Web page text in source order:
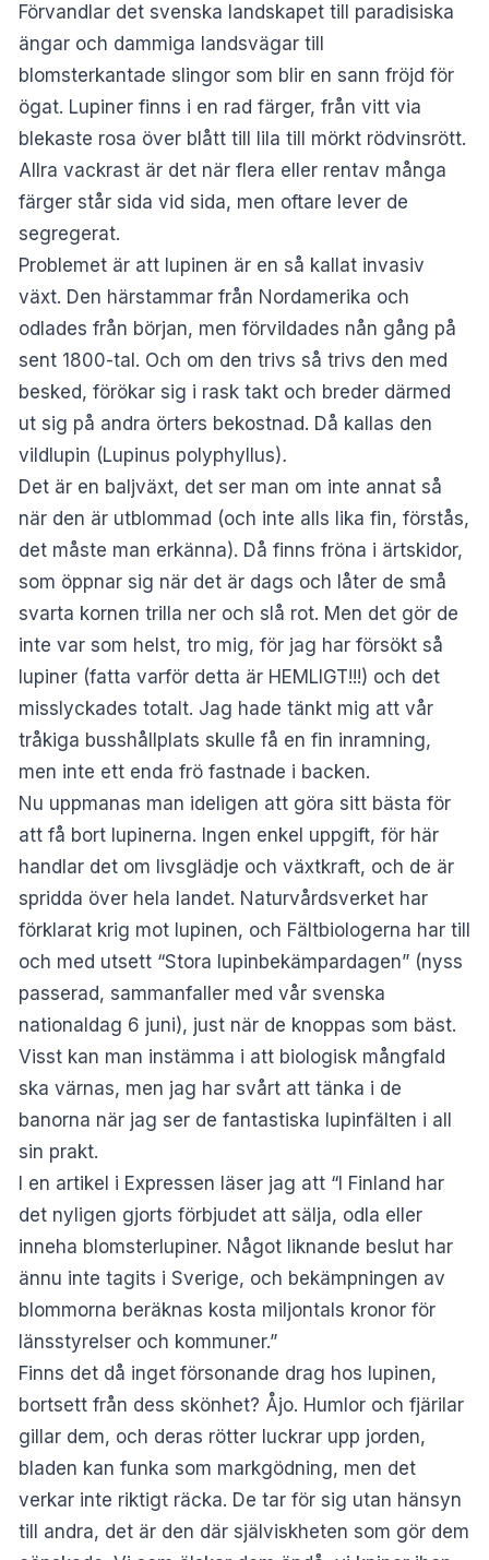
Förvandlar det svenska landskapet till paradisiska
ängar och dammiga landsvägar till
blomsterkantade slingor som blir en sann fröjd för
ögat. Lupiner finns i en rad färger, från vitt via
blekaste rosa över blått till lila till mörkt rödvinsrött.
Allra vackrast är det när flera eller rentav många
färger står sida vid sida, men oftare lever de
segregerat.
Problemet är att lupinen är en så kallat invasiv
växt. Den härstammar från Nordamerika och
odlades från början, men förvildades nån gång på
sent 1800-tal. Och om den trivs så trivs den med
besked, förökar sig i rask takt och breder därmed
ut sig på andra örters bekostnad. Då kallas den
vildlupin (Lupinus polyphyllus).
Det är en baljväxt, det ser man om inte annat så
när den är utblommad (och inte alls lika fin, förstås,
det måste man erkänna). Då finns fröna i ärtskidor,
som öppnar sig när det är dags och låter de små
svarta kornen trilla ner och slå rot. Men det gör de
inte var som helst, tro mig, för jag har försökt så
lupiner (fatta varför detta är HEMLIGT!!!) och det
misslyckades totalt. Jag hade tänkt mig att vår
tråkiga busshållplats skulle få en fin inramning,
men inte ett enda frö fastnade i backen.
Nu uppmanas man ideligen att göra sitt bästa för
att få bort lupinerna. Ingen enkel uppgift, för här
handlar det om livsglädje och växtkraft, och de är
spridda över hela landet. Naturvårdsverket har
förklarat krig mot lupinen, och Fältbiologerna har till
och med utsett “Stora lupinbekämpardagen” (nyss
passerad, sammanfaller med vår svenska
nationaldag 6 juni), just när de knoppas som bäst.
Visst kan man instämma i att biologisk mångfald
ska värnas, men jag har svårt att tänka i de
banorna när jag ser de fantastiska lupinfälten i all
sin prakt.
I en artikel i Expressen läser jag att “I Finland har
det nyligen gjorts förbjudet att sälja, odla eller
inneha blomsterlupiner. Något liknande beslut har
ännu inte tagits i Sverige, och bekämpningen av
blommorna beräknas kosta miljontals kronor för
länsstyrelser och kommuner.”
Finns det då inget försonande drag hos lupinen,
bortsett från dess skönhet? Åjo. Humlor och fjärilar
gillar dem, och deras rötter luckrar upp jorden,
bladen kan funka som markgödning, men det
verkar inte riktigt räcka. De tar för sig utan hänsyn
till andra, det är den där själviskheten som gör dem